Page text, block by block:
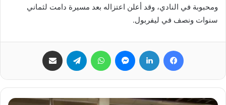
ومحبوبة في النادي، وقد أعلن اعتزاله بعد مسيرة دامت لثماني
سنوات ونصف في ليفربول.
فيسبوك لينكدإن ماسنجر واتساب تيلقرام